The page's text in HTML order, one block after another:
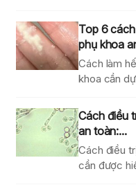
Top 6
phụ khoa
Cách làm
khoa cần
Cách điều
an toàn:...
Cách điều
cần được